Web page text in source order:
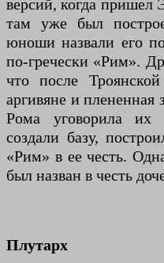
версий, когда пришел
там уже был
юноши назвали его
по-гречески «Рим».
что после
аргивяне и
Рома уговорила
создали базу,
«Рим» в ее честь.
был назван в честь
Плутарх